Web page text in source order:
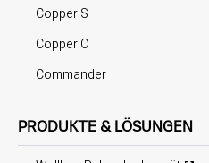
Copper S
Copper C
Commander
PRODUKTE & LÖSUNGEN